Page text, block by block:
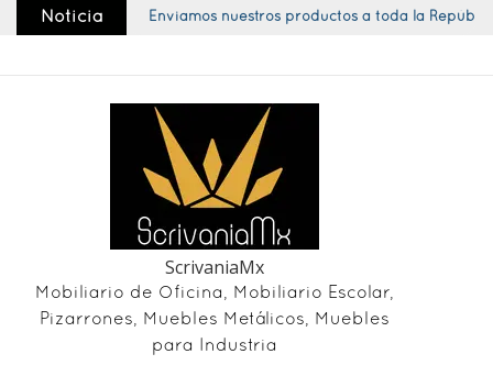
Noticia Enviamos nuestros productos a toda la
ScrivaniaMx
Mobiliario de Oficina, Mobiliario Escolar,
Pizarrones, Muebles Metálicos, Muebles
para Industria